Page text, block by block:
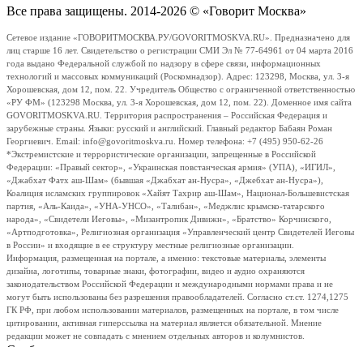
Все права защищены. 2014-2026 © «Говорит Москва»
Сетевое издание «ГОВОРИТМОСКВА.РУ/GOVORITMOSKVA.RU». Предназначено для
лиц старше 16 лет. Свидетельство о регистрации СМИ Эл № 77-64961 от 04 марта 2016
года выдано Федеральной службой по надзору в сфере связи, информационных
технологий и массовых коммуникаций (Роскомнадзор). Адрес: 123298, Москва, ул. 3-я
Хорошевская, дом 12, пом. 22. Учредитель Общество с ограниченной ответственностью
«РУ ФМ» (123298 Москва, ул. 3-я Хорошевская, дом 12, пом. 22). Доменное имя сайта
GOVORITMOSKVA.RU. Территория распространения – Российская Федерация и
зарубежные страны. Языки: русский и английский. Главный редактор Бабаян Роман
Георгиевич. Email: info@govoritmoskva.ru. Номер телефона: +7 (495) 950-62-26
*Экстремистские и террористические организации, запрещенные в Российской
Федерации: «Правый сектор», «Украинская повстанческая армия» (УПА), «ИГИЛ»,
«Джабхат Фатх аш-Шам» (бывшая «Джабхат ан-Нусра», «Джебхат ан-Нусра»),
Коалиция исламских группировок «Хайят Тахрир аш-Шам», Национал-Большевистская
партия, «Аль-Каида», «УНА-УНСО», «Талибан», «Меджлис крымско-татарского
народа», «Свидетели Иеговы», «Мизантропик Дивижн», «Братство» Корчинского,
«Артподготовка», Религиозная организация «Управленческий центр Свидетелей Иеговы
в России» и входящие в ее структуру местные религиозные организации.
Информация, размещенная на портале, а именно: текстовые материалы, элементы
дизайна, логотипы, товарные знаки, фотографии, видео и аудио охраняются
законодательством Российской Федерации и международными нормами права и не
могут быть использованы без разрешения правообладателей. Согласно ст.ст. 1274,1275
ГК РФ, при любом использовании материалов, размещенных на портале, в том числе
цитировании, активная гиперссылка на материал является обязательной. Мнение
редакции может не совпадать с мнением отдельных авторов и колумнистов.